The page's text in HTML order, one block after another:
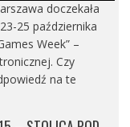
doczekała
25 października
Week” –
Czy
na te